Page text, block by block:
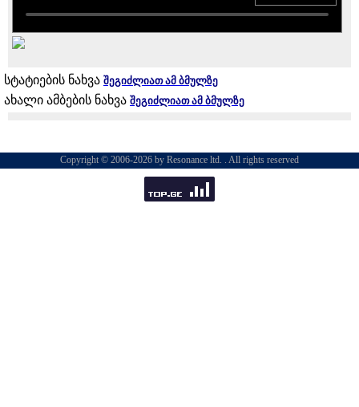
სტატიების ნახვა შეგიძლიათ ამ ბმულზე
ახალი ამბების ნახვა შეგიძლიათ ამ ბმულზე
Copyright © 2006-2026 by Resonance ltd. . All rights reserved